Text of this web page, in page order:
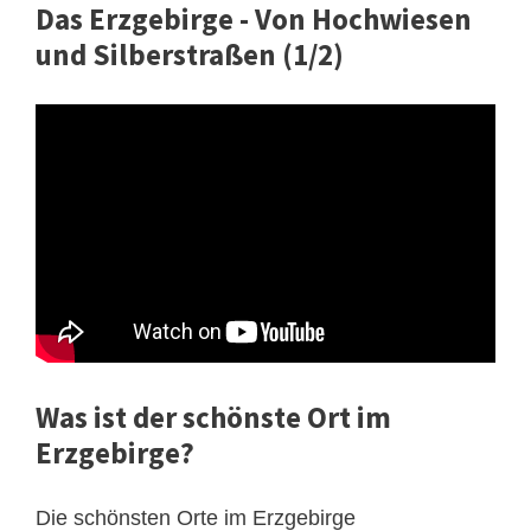
Das Erzgebirge - Von Hochwiesen
und Silberstraßen (1/2)
Was ist der schönste Ort im
Erzgebirge?
Die schönsten Orte im Erzgebirge